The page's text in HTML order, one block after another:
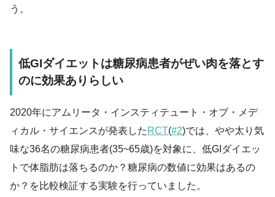
う。
低GIダイエットは糖尿病患者がぜい肉を落とす
のに効果ありらしい
2020年にアムリータ・インスティテュート・オブ・メデ
ィカル・サイエンスが発表した RCT(#2)では、やや太り気
味な36名の糖尿病患者(35~65歳)を対象に、低GIダイエッ
トで体脂肪は落ちるのか？糖尿病の数値に効果はあるの
か？を比較検証する実験を行っていました。